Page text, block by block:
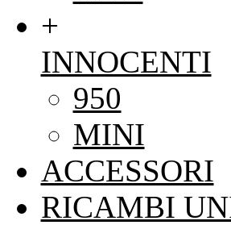
+
INNOCENTI
950
MINI
ACCESSORI
RICAMBI